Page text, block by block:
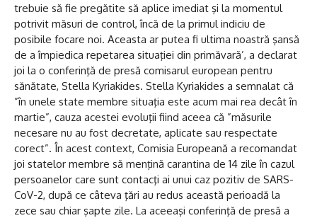
trebuie să fie pregătite să aplice imediat şi la momentul
potrivit măsuri de control, încă de la primul indiciu de
posibile focare noi. Aceasta ar putea fi ultima noastră şansă
de a împiedica repetarea situaţiei din primăvară’, a declarat
joi la o conferinţă de presă comisarul european pentru
sănătate, Stella Kyriakides. Stella Kyriakides a semnalat că
”în unele state membre situaţia este acum mai rea decât în
martie”, cauza acestei evoluţii fiind aceea că ”măsurile
necesare nu au fost decretate, aplicate sau respectate
corect”. În acest context, Comisia Europeană a recomandat
joi statelor membre să menţină carantina de 14 zile în cazul
persoanelor care sunt contacţi ai unui caz pozitiv de SARS-
CoV-2, după ce câteva ţări au redus această perioadă la
zece sau chiar şapte zile. La aceeaşi conferinţă de presă a